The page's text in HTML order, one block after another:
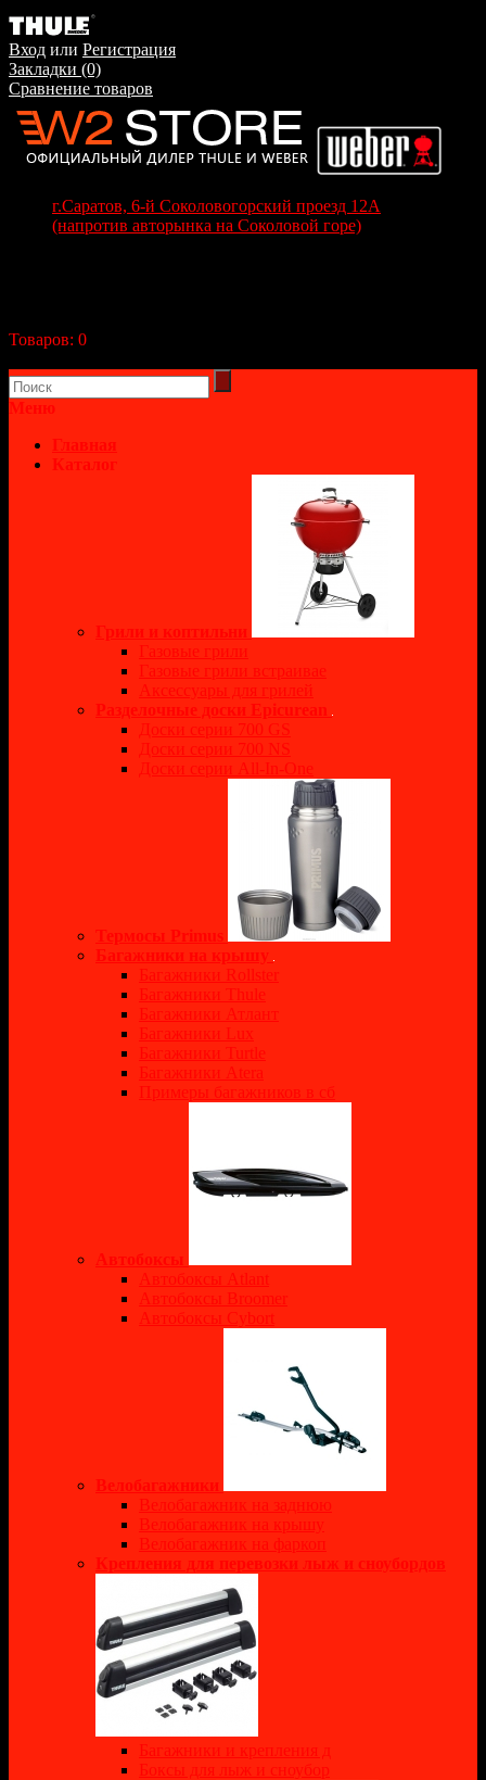
Вход или Регистрация
Закладки (0)
Сравнение товаров
г.Саратов, 6-й Соколовогорский проезд 12А
(напротив авторынка на Соколовой горе)
Товаров: 0
Меню
Главная
Каталог
Грили и коптильни
Газовые грили
Газовые грили встраивае
Аксессуары для грилей
Разделочные доски Epicurean
Доски серии 700 GS
Доски серии 700 NS
Доски серии All-In-One
Термосы Primus
Багажники на крышу
Багажники Rollster
Багажники Thule
Багажники Атлант
Багажники Lux
Багажники Turtle
Багажники Atera
Примеры багажников в сб
Автобоксы
Автобоксы Atlant
Автобоксы Broomer
Автобоксы Cybort
Велобагажники
Велобагажник на заднюю
Велобагажник на крышу
Велобагажник на фаркоп
Крепления для перевозки лыж и сноубордов
Багажники и крепления д
Боксы для лыж и сноубор